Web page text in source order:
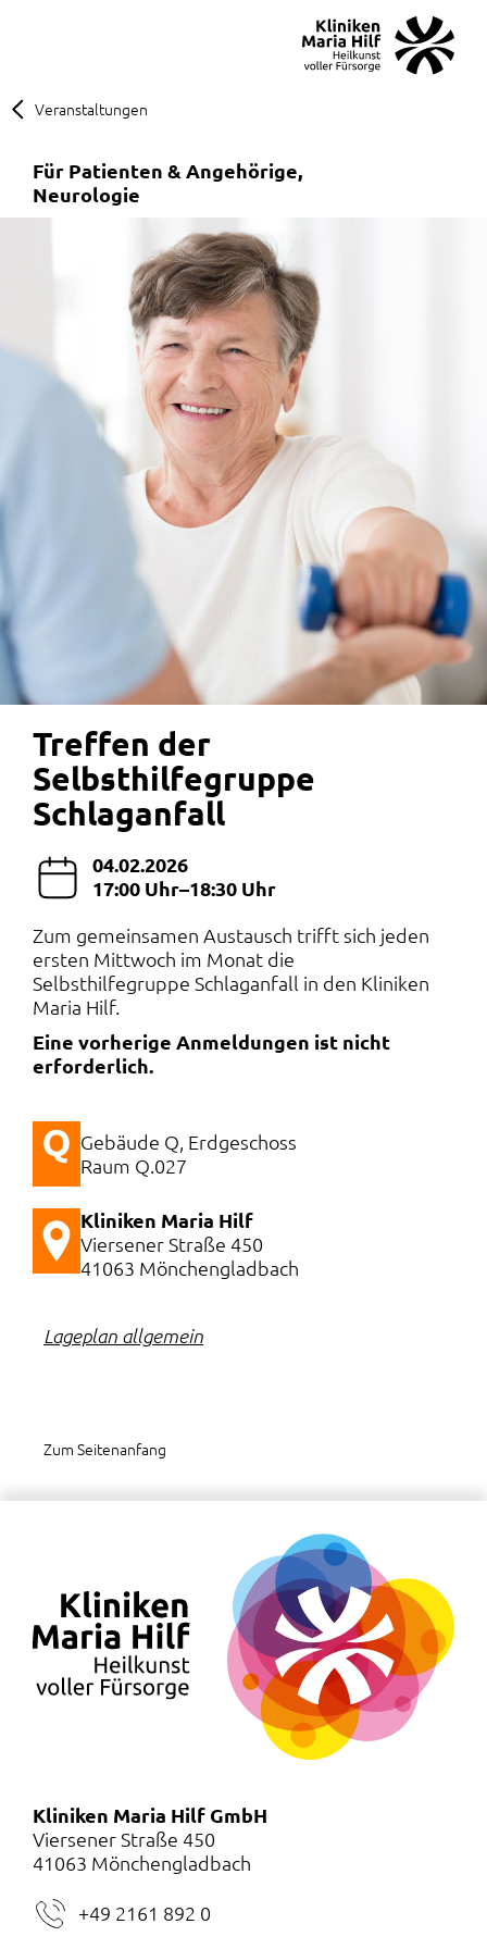
Veranstaltungen
Für Patienten & Angehörige
Neurologie
Treffen der
Selbsthilfegruppe
Schlaganfall
04.02.2026
17:00 Uhr–18:30 Uhr
Zum gemeinsamen Austausch trifft sich jeden
ersten Mittwoch im Monat die
Selbsthilfegruppe Schlaganfall in den Kliniken
Maria Hilf.
Eine vorherige Anmeldungen ist nicht
erforderlich.
Gebäude Q, Erdgeschoss
Raum Q.027
Kliniken Maria Hilf
Viersener Straße 450
41063 Mönchengladbach
Lageplan allgemein
Zum Seitenanfang
Kliniken Maria Hilf GmbH
Viersener Straße 450
41063 Mönchengladbach
+49 2161 892 0